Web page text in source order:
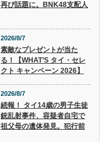
再び話題に。BNK48支配人
2026/8/7
素敵なプレゼントが当た
る！【WHAT’S タイ・セレ
クト キャンペーン 2026】
2026/8/7
続報！ タイ14歳の男子生徒
銃乱射事件、容疑者自宅で
祖父母の遺体発見。犯行前